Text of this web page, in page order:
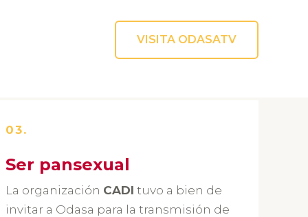
VISITA ODASATV
03.
Ser pansexual
La organización CADI tuvo a bien de
invitar a Odasa para la transmisión de